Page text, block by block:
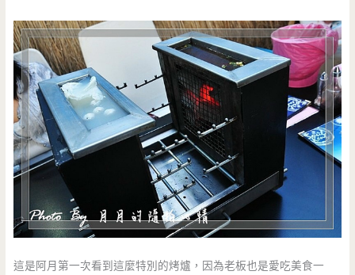
這是阿月第一次看到這麼特別的烤爐，因為老板也是愛吃美食一